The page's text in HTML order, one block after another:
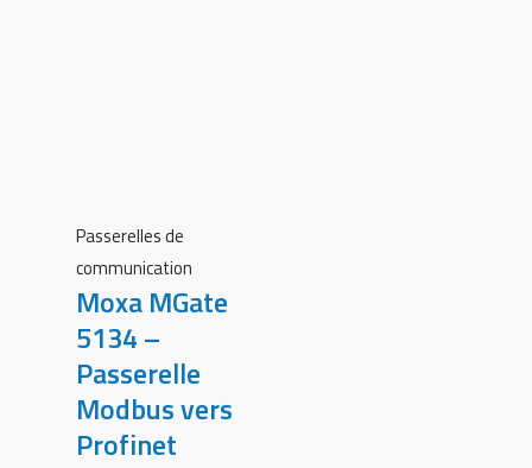
Passerelles de
communication
Moxa MGate
5134 –
Passerelle
Modbus vers
Profinet